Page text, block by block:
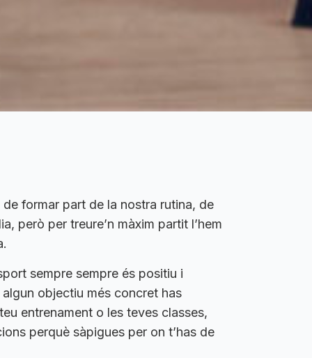
de formar part de la nostra rutina, de
però per treure’n màxim partit l’hem
sempre sempre és positiu i
objectiu més concret has
entrenament o les teves classes,
perquè sàpigues per on t’has de